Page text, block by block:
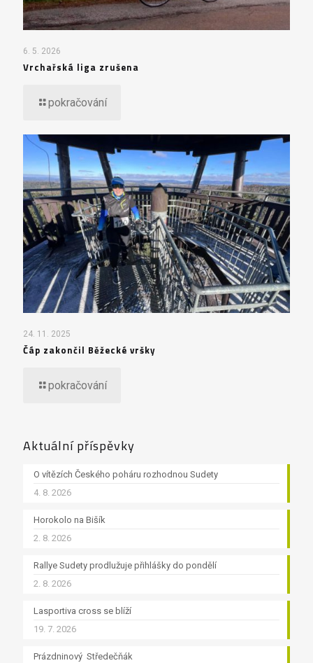
6. 5. 2026
Vrchařská liga zrušena
pokračování
24. 11. 2025
Čáp zakončil Běžecké vršky
pokračování
Aktuální příspěvky
O vítězích Českého poháru rozhodnou Sudety
4. 8. 2026
Horokolo na Bišík
2. 8. 2026
Rallye Sudety prodlužuje přihlášky do pondělí
2. 8. 2026
Lasportiva cross se blíží
19. 7. 2026
Prázdninový Středečňák